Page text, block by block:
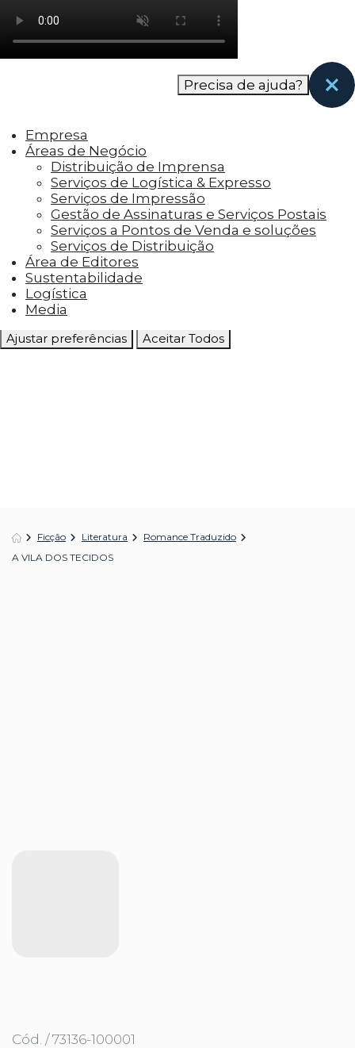
como os visitantes interagem com o site. Esses
cookies ajudam a fornecer informações sobre
as métricas do número de visitantes, taxa de
rejeição, origem do tráfego, etc.
funcionalidades, como compartilhar o
conteúdo do site em plataformas de social
media, coletar feedbacks e outros recursos de
terceiros.
Cookies Marketing
Os cookies de marketing são usados para
entregar aos visitantes anúncios
personalizados com base nas páginas que eles
visitaram antes e analisar a eficácia da
campanha publicitária.
Ajustar preferências Aceitar Todos
Precisa de ajuda?
Empresa
Áreas de Negócio
Distribuição de Imprensa
Serviços de Logística & Expresso
Serviços de Impressão
Gestão de Assinaturas e Serviços Postais
Serviços a Pontos de Venda e soluções
Serviços de Distribuição
Área de Editores
Sustentabilidade
Logística
Media
Ficção Literatura
Romance Traduzido
A VILA DOS TECIDOS
Cód. / 73136-100001